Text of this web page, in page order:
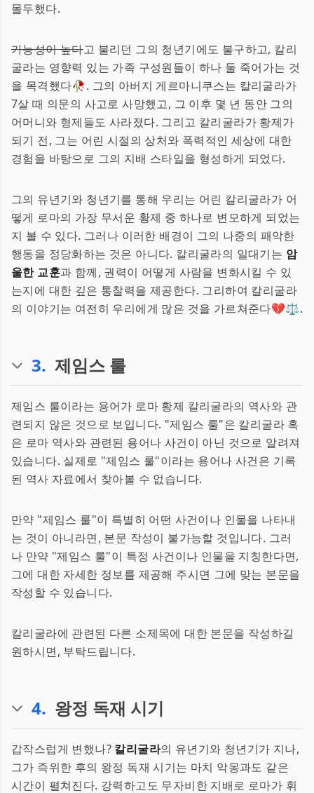
몰두했다.
가능성이 높다고 불리던 그의 청년기에도 불구하고, 칼리
굴라는 영향력 있는 가족 구성원들이 하나 둘 죽어가는 것
을 목격했다🥀. 그의 아버지 게르마니쿠스는 칼리굴라가
7살 때 의문의 사고로 사망했고, 그 이후 몇 년 동안 그의
어머니와 형제들도 사라졌다. 그리고 칼리굴라가 황제가
되기 전, 그는 어린 시절의 상처와 폭력적인 세상에 대한
경험을 바탕으로 그의 지배 스타일을 형성하게 되었다.
그의 유년기와 청년기를 통해 우리는 어린 칼리굴라가 어
떻게 로마의 가장 무서운 황제 중 하나로 변모하게 되었는
지 볼 수 있다. 그러나 이러한 배경이 그의 나중의 패악한
행동을 정당화하는 것은 아니다. 칼리굴라의 일대기는 암
울한 교훈과 함께, 권력이 어떻게 사람을 변화시킬 수 있
는지에 대한 깊은 통찰력을 제공한다. 그리하여 칼리굴라
의 이야기는 여전히 우리에게 많은 것을 가르쳐준다💔⚖️.
3. 제임스 룰
제임스 룰이라는 용어가 로마 황제 칼리굴라의 역사와 관
련되지 않은 것으로 보입니다. "제임스 룰"은 칼리굴라 혹
은 로마 역사와 관련된 용어나 사건이 아닌 것으로 알려져
있습니다. 실제로 "제임스 룰"이라는 용어나 사건은 기록
된 역사 자료에서 찾아볼 수 없습니다.
만약 "제임스 룰"이 특별히 어떤 사건이나 인물을 나타내
는 것이 아니라면, 본문 작성이 불가능할 것입니다. 그러
나 만약 "제임스 룰"이 특정 사건이나 인물을 지칭한다면,
그에 대한 자세한 정보를 제공해 주시면 그에 맞는 본문을
작성할 수 있습니다.
칼리굴라에 관련된 다른 소제목에 대한 본문을 작성하길
원하시면, 부탁드립니다.
4. 왕정 독재 시기
갑작스럽게 변했나? 칼리굴라의 유년기와 청년기가 지나,
그가 즉위한 후의 왕정 독재 시기는 마치 악몽과도 같은
시간이 펼쳐진다. 강력하고도 무자비한 지배로 로마가 휘